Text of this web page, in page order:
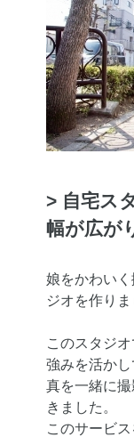
> 自宅ス
幅が広が
娘をかわい
ジオを作りま
このスタジ
強みを活か
真を一緒に
きました。
このサービ